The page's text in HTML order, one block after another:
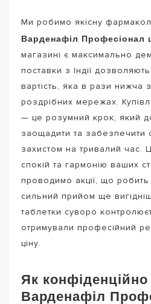
Ми робимо якісну
Варденафіл Професіонал
магазині є максимально
поставки з Індії
вартість, яка в рази нижча
роздрібних мережах.
— це розумний крок, який
заощадити та забезпечити
захистом на тривалий час.
спокій та гармонію ваших
проводимо акції, що
сильний прийом ще
таблетки суворо
отримували професійний
ціну.
Як
Варденафіл